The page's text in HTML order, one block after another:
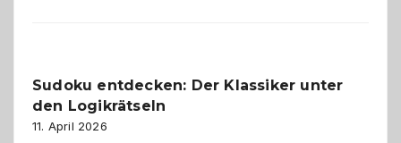
Sudoku entdecken: Der Klassiker unter
den Logikrätseln
11. April 2026